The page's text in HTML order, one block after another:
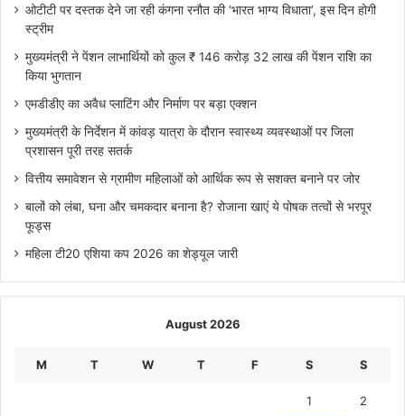
ओटीटी पर दस्तक देने जा रही कंगना रनौत की ‘भारत भाग्य विधाता’, इस दिन होगी
स्ट्रीम
मुख्यमंत्री ने पेंशन लाभार्थियों को कुल ₹ 146 करोड़ 32 लाख की पेंशन राशि का
किया भुगतान
एमडीडीए का अवैध प्लाटिंग और निर्माण पर बड़ा एक्शन
मुख्यमंत्री के निर्देशन में कांवड़ यात्रा के दौरान स्वास्थ्य व्यवस्थाओं पर जिला
प्रशासन पूरी तरह सतर्क
वित्तीय समावेशन से ग्रामीण महिलाओं को आर्थिक रूप से सशक्त बनाने पर जोर
बालों को लंबा, घना और चमकदार बनाना है? रोजाना खाएं ये पोषक तत्वों से भरपूर
फूड्स
महिला टी20 एशिया कप 2026 का शेड्यूल जारी
August 2026
M T W T F S S
1 2